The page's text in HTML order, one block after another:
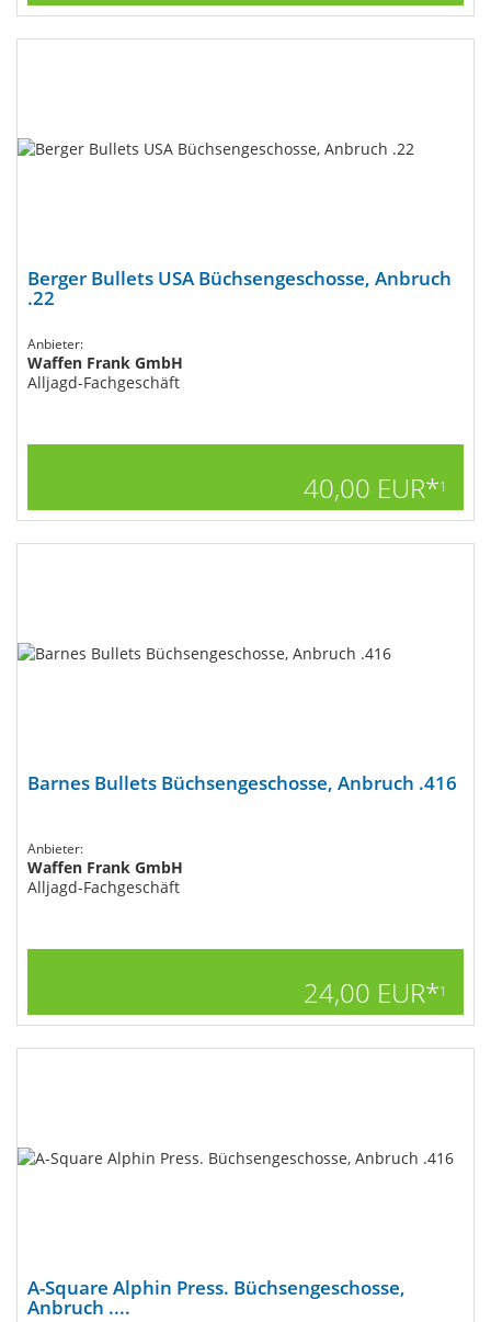
Berger Bullets USA Büchsengeschosse, Anbruch
.22
Anbieter:
Waffen Frank GmbH
Alljagd-Fachgeschäft
40,00 EUR*1
Barnes Bullets Büchsengeschosse, Anbruch .416
Anbieter:
Waffen Frank GmbH
Alljagd-Fachgeschäft
24,00 EUR*1
A-Square Alphin Press. Büchsengeschosse,
Anbruch ....